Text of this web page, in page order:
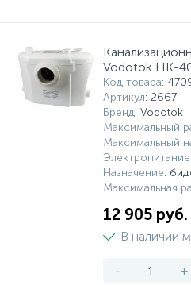
Vodotok НК-
Код товара:
Артикул: 2667
Бренд: Vodotok
Максимальный
Максимальный
Назначение:
Максимальная
12 905 руб.
В наличии
- +